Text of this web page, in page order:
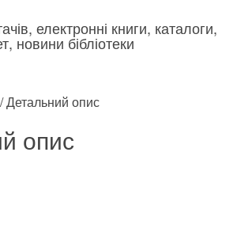
електронні книги, каталоги,
новини бібліотеки
Детальний опис
опис